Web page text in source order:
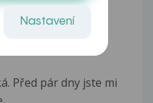
pri prudsom
Před pár dny jste mi
Nastavení